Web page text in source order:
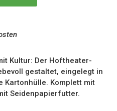
Kultur: Der Hoftheater-
gestaltet, eingelegt in
Kartonhülle. Komplett mit
Seidenpapierfutter.